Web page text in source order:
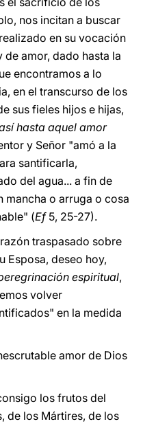
nos incitan a buscar
en su vocación
amor, dado hasta la
encontramos a lo
en el transcurso de los
sus fieles hijos e hijas,
hasta aquel amor
y Señor "amó a la
santificarla,
del agua... a fin de
mancha o arruga o cosa
(Ef5, 25-27).
traspasado sobre
Esposa, deseo hoy,
espiritual,
volver
en la medida
amor de Dios
los frutos del
de los Mártires, de los